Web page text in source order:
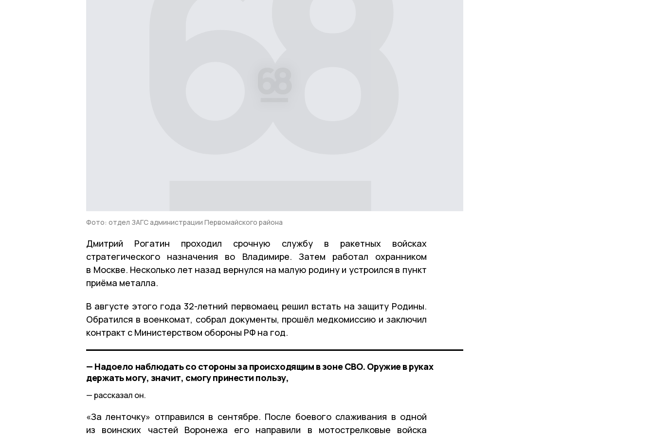
Фото: отдел ЗАГС администрации Первомайского района
Дмитрий Рогатин проходил срочную службу в ракетных войсках
стратегического назначения во Владимире. Затем работал охранником
в Москве. Несколько лет назад вернулся на малую родину и устроился в пункт
приёма металла.
В августе этого года 32-летний первомаец решил встать на защиту Родины.
Обратился в военкомат, собрал документы, прошёл медкомиссию и заключил
контракт с Министерством обороны РФ на год.
— Надоело наблюдать со стороны за происходящим в зоне СВО. Оружие в руках
держать могу, значит, смогу принести пользу,
рассказал он.
«За ленточку» отправился в сентябре. После боевого слаживания в одной
из воинских частей Воронежа его направили в мотострелковые войска